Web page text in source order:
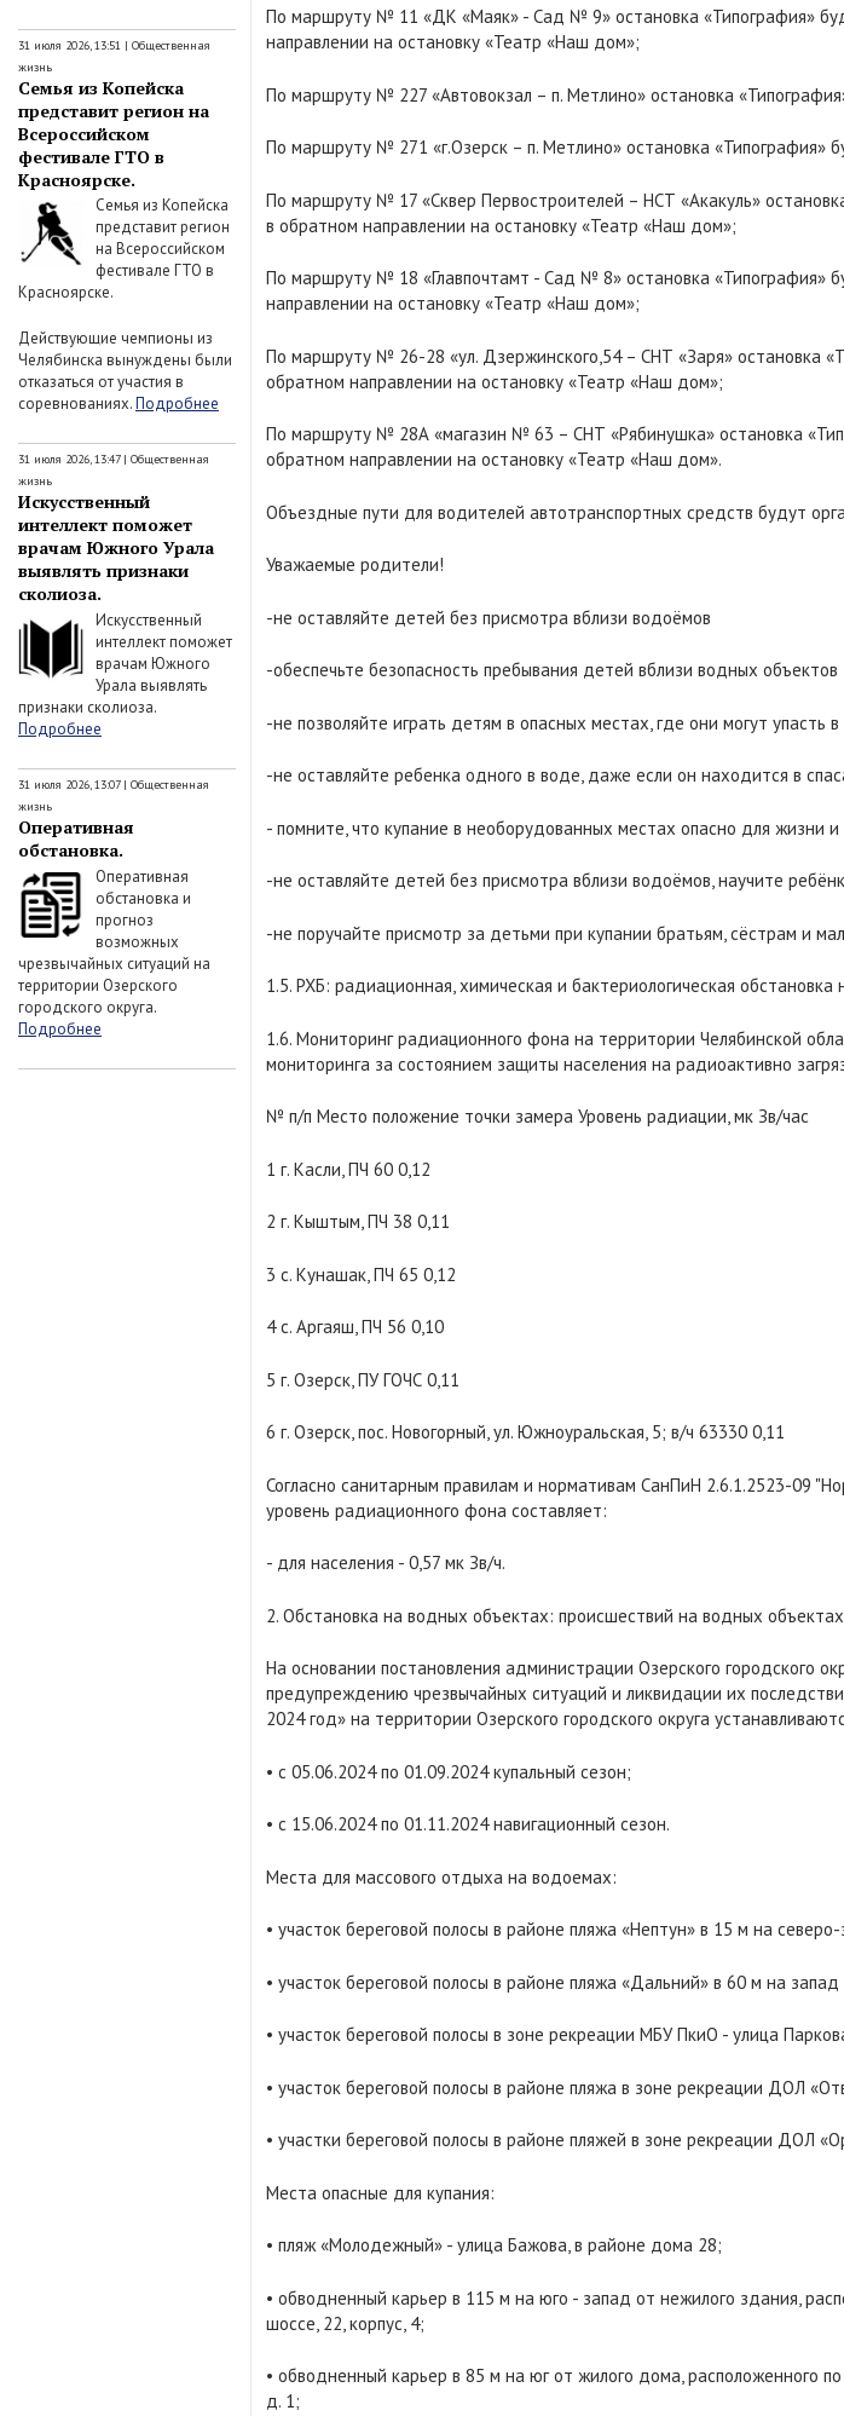
31 июля 2026, 13:51 | Общественная
жизнь
Семья из Копейска
представит регион на
Всероссийском
фестивале ГТО в
Красноярске.
Семья из Копейска
представит регион
на Всероссийском
фестивале ГТО в
Красноярске.
Действующие чемпионы из
Челябинска вынуждены были
отказаться от участия в
соревнованиях.Подробнее
31 июля 2026, 13:47| Общественная
жизнь
Искусственный
интеллект поможет
врачам Южного Урала
выявлять признаки
сколиоза.
Искусственный
интеллект поможет
врачам Южного
Урала выявлять
признаки сколиоза.
Подробнее
31 июля 2026, 13:07| Общественная
жизнь
Оперативная
обстановка.
Оперативная
обстановка и
прогноз
возможных
чрезвычайных ситуаций на
территории Озерского
городского округа.
Подробнее
По маршруту № 11 «ДК «Маяк» - Сад № 9» остановка «Типография»
направлении на остановку «Театр «Наш дом»;
По маршруту № 227 «Автовокзал – п. Метлино» остановка
По маршруту № 271 «г.Озерск – п. Метлино» остановка «Типография»
По маршруту № 17 «Сквер Первостроителей – НСТ «Акакуль»
в обратном направлении на остановку «Театр «Наш дом»;
По маршруту № 18 «Главпочтамт - Сад № 8» остановка «Типография»
направлении на остановку «Театр «Наш дом»;
По маршруту № 26-28 «ул. Дзержинского,54 – СНТ «Заря» остановка
обратном направлении на остановку «Театр «Наш дом»;
По маршруту № 28А «магазин № 63 – СНТ «Рябинушка» остановка
обратном направлении на остановку «Театр «Наш дом».
Объездные пути для водителей автотранспортных средств будут
Уважаемые родители!
-не оставляйте детей без присмотра вблизи водоёмов
-обеспечьте безопасность пребывания детей вблизи водных объектов
-не позволяйте играть детям в опасных местах, где они могут упасть
-не оставляйте ребенка одного в воде, даже если он находится в
- помните, что купание в необорудованных местах опасно для жизни
-не оставляйте детей без присмотра вблизи водоёмов, научите
-не поручайте присмотр за детьми при купании братьям, сёстрам и
1.5. РХБ: радиационная, химическая и бактериологическая
1.6. Мониторинг радиационного фона на территории Челябинской
мониторинга за состоянием защиты населения на радиоактивно
№ п/п Место положение точки замера Уровень радиации, мк Зв/час
1 г. Касли, ПЧ 60 0,12
2 г. Кыштым, ПЧ 38 0,11
3 с. Кунашак, ПЧ 65 0,12
4 с. Аргаяш, ПЧ 56 0,10
5 г. Озерск, ПУ ГОЧС 0,11
6 г. Озерск, пос. Новогорный, ул. Южноуральская, 5; в/ч 63330 0,11
Согласно санитарным правилам и нормативам СанПиН 2.6.1.2523-09
уровень радиационного фона составляет:
- для населения - 0,57 мк Зв/ч.
2. Обстановка на водных объектах: происшествий на водных
На основании постановления администрации Озерского городского
предупреждению чрезвычайных ситуаций и ликвидации их
2024 год» на территории Озерского городского округа
• с 05.06.2024 по 01.09.2024 купальный сезон;
• с 15.06.2024 по 01.11.2024 навигационный сезон.
Места для массового отдыха на водоемах:
• участок береговой полосы в районе пляжа «Нептун» в 15 м на
• участок береговой полосы в районе пляжа «Дальний» в 60 м на
• участок береговой полосы в зоне рекреации МБУ ПкиО - улица
• участок береговой полосы в районе пляжа в зоне рекреации ДОЛ
• участки береговой полосы в районе пляжей в зоне рекреации ДОЛ
Места опасные для купания:
• пляж «Молодежный» - улица Бажова, в районе дома 28;
• обводненный карьер в 115 м на юго - запад от нежилого здания,
шоссе, 22, корпус, 4;
• обводненный карьер в 85 м на юг от жилого дома, расположенного
д. 1;